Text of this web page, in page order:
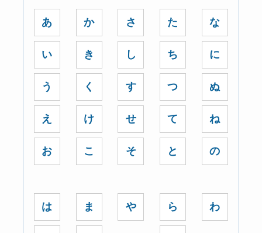
あ
い
う
え
お
か
き
く
け
こ
さ
し
す
せ
そ
た
ち
つ
て
と
な
に
ぬ
ね
の
は ま や ら わ